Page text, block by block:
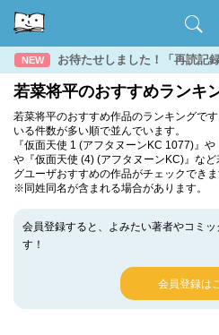
NEW お待たせしました！「再読記
若菜将平のおすすめランキ
若菜将平のおすすめ作品のランキングで
いる件数が多い順で並んでいます。
『仮面天使 1 (アフタヌーンKC 1077)』
や『仮面天使 (4) (アフタヌーンKC)』な
グユーザおすすめの作品がチェックできま
※同姓同名が含まれる場合があります。
会員登録すると、よみたい著者やコミ
す！
会員登録は